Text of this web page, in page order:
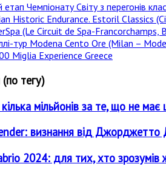
Чемпіонату Світу з перегонів
Historic Endurance. Estoril Classics
(Le Circuit de Spa-Francorchamps,
тур Modena Cento Ore (Milan –
Miglia Experience Greece
тегу)
мільйонів за те, що не має
визнання від
2024: для тих, хто зрозумів